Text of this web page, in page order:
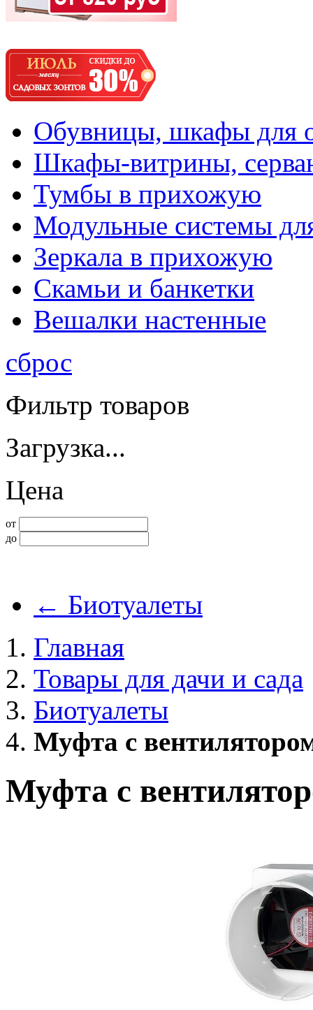
Обувницы, шкафы для
Шкафы-витрины,
Тумбы в прихожую
Модульные системы
Зеркала в прихожую
Скамьи и банкетки
Вешалки настенные
сброс
Фильтр товаров
Загрузка...
Цена
от
до
← Биотуалеты
Главная
Товары для дачи и сада
Биотуалеты
Муфта с
Муфта с